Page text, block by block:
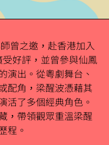
曾之邀，赴香港加入
好評，並曾參與仙鳳
演出。從粵劇舞台、
配角，梁醒波憑藉其
活了多個經典角色。
，帶領觀眾重溫梁醒
程。